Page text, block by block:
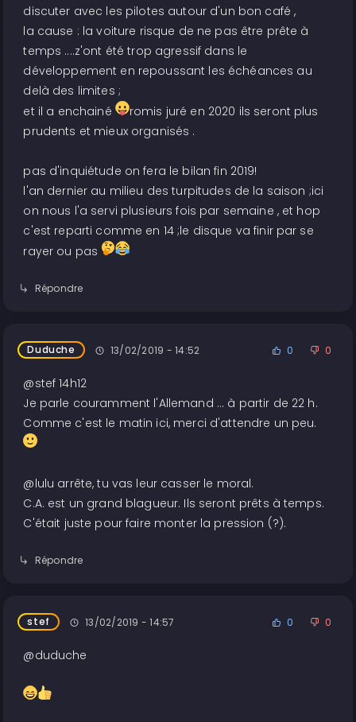
discuter avec les pilotes autour d'un bon café ,
la cause : la voiture risque de ne pas être prête à
temps ....z'ont été trop agressif dans le
développement en repoussant les échéances au
delà des limites ;
et il a enchainé
romis juré en 2020 ils seront plus
prudents et mieux organisés .
pas d'inquiétude on fera le bilan fin 2019!
l'an dernier au milieu des turpitudes de la saison ;ici
on nous l'a servi plusieurs fois par semaine , et hop
c'est reparti comme en 14 ;le disque va finir par se
rayer ou pas
Répondre
Duduche 13/02/2019 - 14:52 0 0
@stef 14h12
Je parle couramment l'Allemand ... à partir de 22 h.
Comme c'est le matin ici, merci d'attendre un peu.
@lulu arrête, tu vas leur casser le moral.
C.A. est un grand blagueur. Ils seront prêts à temps.
C'était juste pour faire monter la pression (?).
Répondre
stef 13/02/2019 - 14:57 0 0
@duduche